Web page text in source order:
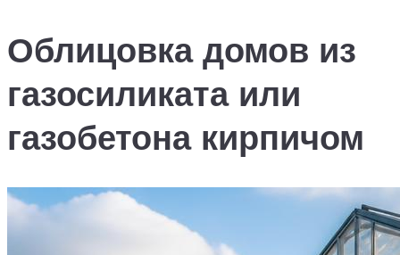
Облицовка домов из
газосиликата или
газобетона кирпичом